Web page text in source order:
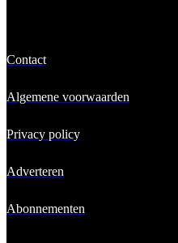
Contact
Algemene voorwaarden
Privacy policy
Adverteren
Abonnementen